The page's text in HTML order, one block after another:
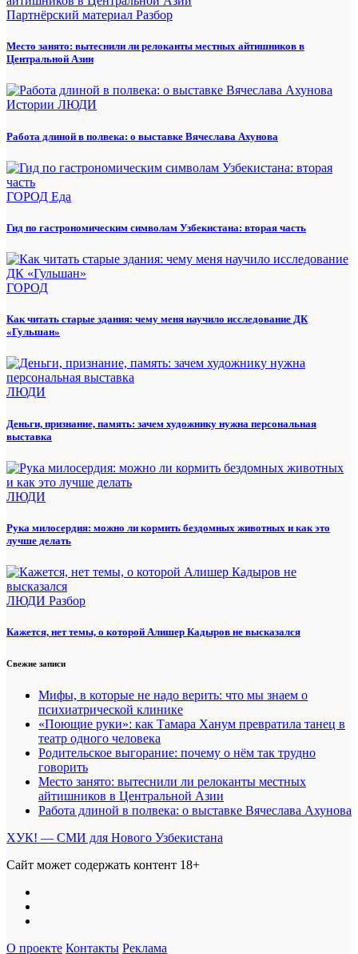
Партнёрский материал Разбор
Место занято: вытеснили ли релоканты местных айтишников в
Центральной Азии
Истории ЛЮДИ
Работа длиной в полвека: о выставке Вячеслава Ахунова
ГОРОД Еда
Гид по гастрономическим символам Узбекистана: вторая часть
ГОРОД
Как читать старые здания: чему меня научило исследование ДК
«Гульшан»
ЛЮДИ
Деньги, признание, память: зачем художнику нужна персональная
выставка
ЛЮДИ
Рука милосердия: можно ли кормить бездомных животных и как это
лучше делать
ЛЮДИ Разбор
Кажется, нет темы, о которой Алишер Кадыров не высказался
Свежие записи
Мифы, в которые не надо верить: что мы знаем о
психиатрической клинике
«Поющие руки»: как Тамара Ханум превратила танец в
театр одного человека
Родительское выгорание: почему о нём так трудно
говорить
Место занято: вытеснили ли релоканты местных
айтишников в Центральной Азии
Работа длиной в полвека: о выставке Вячеслава Ахунова
ХУК! — СМИ для Нового Узбекистана
Сайт может содержать контент 18+
О проекте Контакты Реклама